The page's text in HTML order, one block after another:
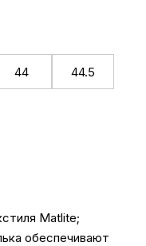
44 44.5
Matlite;
обеспечивают